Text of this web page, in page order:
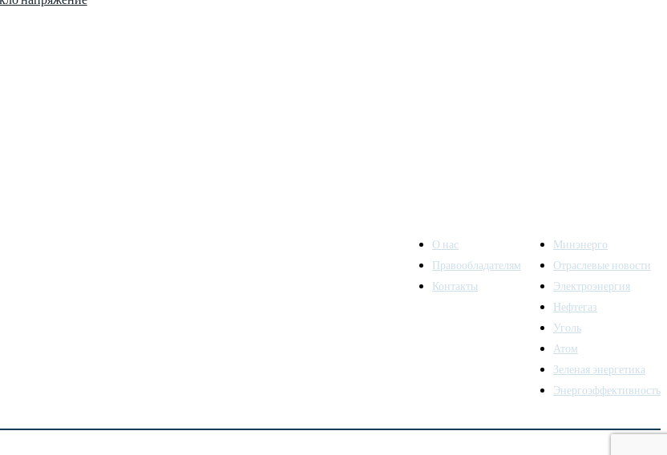
О нас
Правообладателям
Контакты
Минэнерго
Отраслевые новости
Электроэнергия
Нефтегаз
Уголь
Атом
Зеленая энергетика
Энергоэффективность